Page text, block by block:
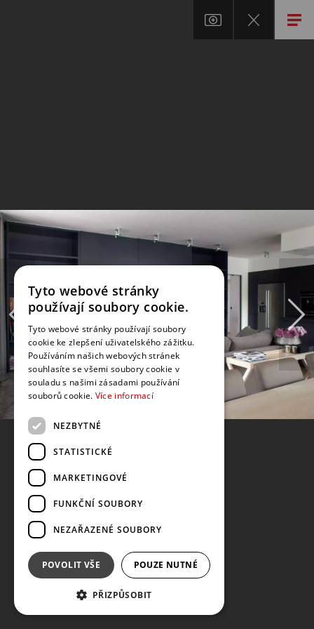
Tyto webové stránky
používají soubory cookie.
Tyto webové stránky používají soubory
cookie ke zlepšení uživatelského zážitku.
Používáním našich webových stránek
souhlasíte se všemi soubory cookie v
souladu s našimi zásadami používání
souborů cookie. Více informací
NEZBYTNÉ
STATISTICKÉ
MARKETINGOVÉ
FUNKČNÍ SOUBORY
NEZAŘAZENÉ SOUBORY
POVOLIT VŠE POUZE NUTNÉ
PŘIZPŮSOBIT